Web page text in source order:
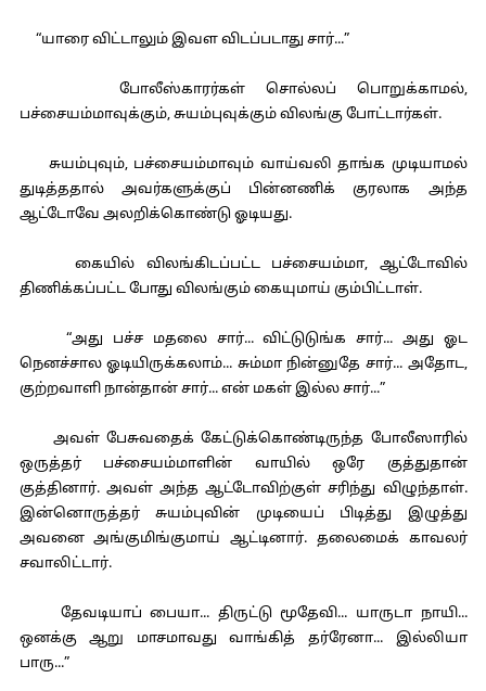
“யாரை விட்டாலும் இவள விடப்படாது சார்...”
போலீஸ்காரர்கள் சொல்லப் பொறுக்காமல்,
பச்சையம்மாவுக்கும், சுயம்புவுக்கும் விலங்கு போட்டார்கள்.
சுயம்புவும், பச்சையம்மாவும் வாய்வலி தாங்க முடியாமல்
துடித்ததால் அவர்களுக்குப் பின்னணிக் குரலாக அந்த
ஆட்டோவே அலறிக்கொண்டு ஓடியது.
கையில் விலங்கிடப்பட்ட பச்சையம்மா, ஆட்டோவில்
திணிக்கப்பட்ட போது விலங்கும் கையுமாய் கும்பிட்டாள்.
“அது பச்ச மதலை சார்... விட்டுடுங்க சார்... அது ஓட
நெனச்சால ஓடியிருக்கலாம்... சும்மா நின்னுதே சார்... அதோட,
குற்றவாளி நான்தான் சார்... என் மகள் இல்ல சார்...”
அவள் பேசுவதைக் கேட்டுக்கொண்டிருந்த போலீஸாரில்
ஒருத்தர் பச்சையம்மாளின் வாயில் ஒரே குத்துதான்
குத்தினார். அவள் அந்த ஆட்டோவிற்குள் சரிந்து விழுந்தாள்.
இன்னொருத்தர் சுயம்புவின் முடியைப் பிடித்து இழுத்து
அவனை அங்குமிங்குமாய் ஆட்டினார். தலைமைக் காவலர்
சவாலிட்டார்.
தேவடியாப் பையா... திருட்டு மூதேவி... யாருடா நாயி...
ஒனக்கு ஆறு மாசமாவது வாங்கித் தர்ரேனா... இல்லியா
பாரு...”